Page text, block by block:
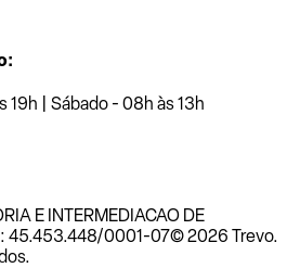
19h | Sábado - 08h às 13h
E INTERMEDIACAO DE
45.453.448/0001-07© 2026 Trevo.